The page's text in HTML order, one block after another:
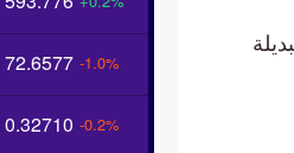
$ 72.6577 -1.0%
$ 0.32710 -0.2%